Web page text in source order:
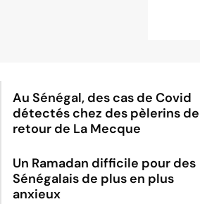
Au Sénégal, des cas de Covid
détectés chez des pèlerins de
retour de La Mecque
Un Ramadan difficile pour des
Sénégalais de plus en plus
anxieux